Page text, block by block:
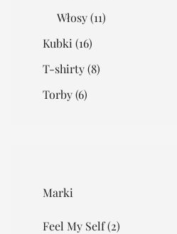
Włosy(11)
Kubki (16)
T-shirty(8)
Torby(6)
Marki
Feel My Self(2)